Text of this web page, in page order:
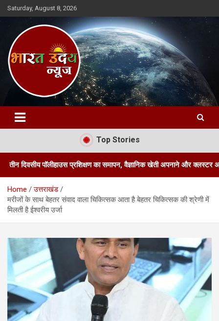
Skip
to
Saturday, August 8, 2026
Bharat Uday News
Top Stories
पॉलीहाउस प्रशिक्षण का समापन, वैज्ञानिक खेती अपनाने और क्लस्टर आधारित
Home
उत्तराखंड
मरीजों के साथ बेहतर संवाद वाला चिकित्सक आता है बेहतर चिकित्सक की श्रेणी में
मिलती है ईश्वरीय उर्जा